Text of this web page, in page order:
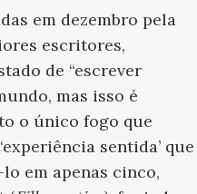
em dezembro pela
escritores,
de “escrever
mas isso é
o único fogo que
sentida’ que
em apenas cinco,